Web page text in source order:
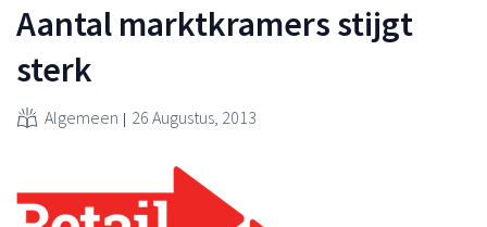
Aantal marktkramers stijgt
sterk
Algemeen 26 Augustus, 2013